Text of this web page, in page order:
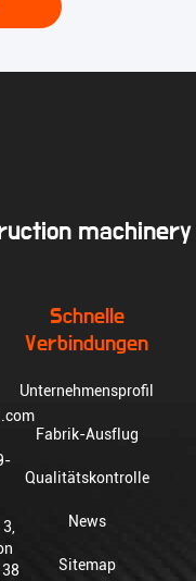
machinery
Schnelle
Verbindungen
Unternehmensprofil
Fabrik-Ausflug
Qualitätskontrolle
News
Sitemap